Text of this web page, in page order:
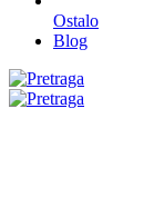
Ostalo
Blog